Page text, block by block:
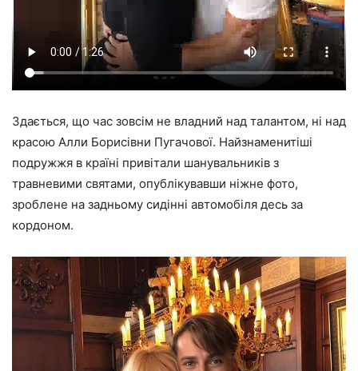
Здається, що час зовсім не владний над талантом, ні над
красою Алли Борисівни Пугачової. Найзнаменитіші
подружжя в країні привітали шанувальників з
травневими святами, опублікувавши ніжне фото,
зроблене на задньому сидінні автомобіля десь за
кордоном.